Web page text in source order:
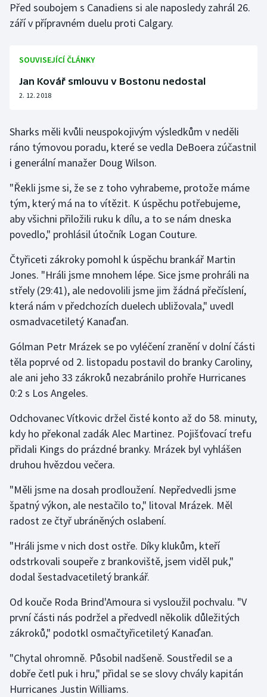
Volejbal
Před soubojem s Canadiens si ale naposledy zahrál 26.
září v přípravném duelu proti Calgary.
SOUVISEJÍCÍ ČLÁNKY
Jan Kovář smlouvu v Bostonu nedostal
2. 12. 2018
Sharks měli kvůli neuspokojivým výsledkům v neděli
ráno týmovou poradu, které se vedla DeBoera zúčastnil
i generální manažer Doug Wilson.
"Řekli jsme si, že se z toho vyhrabeme, protože máme
tým, který má na to vítězit. K úspěchu potřebujeme,
aby všichni přiložili ruku k dílu, a to se nám dneska
povedlo," prohlásil útočník Logan Couture.
Čtyřiceti zákroky pomohl k úspěchu brankář Martin
Jones. "Hráli jsme mnohem lépe. Sice jsme prohráli na
střely (29:41), ale nedovolili jsme jim žádná přečíslení,
která nám v předchozích duelech ubližovala," uvedl
osmadvacetiletý Kanaďan.
Gólman Petr Mrázek se po vyléčení zranění v dolní části
těla poprvé od 2. listopadu postavil do branky Caroliny,
ale ani jeho 33 zákroků nezabránilo prohře Hurricanes
0:2 s Los Angeles.
Odchovanec Vítkovic držel čisté konto až do 58. minuty,
kdy ho překonal zadák Alec Martinez. Pojišťovací trefu
přidali Kings do prázdné branky. Mrázek byl vyhlášen
druhou hvězdou večera.
"Měli jsme na dosah prodloužení. Nepředvedli jsme
špatný výkon, ale nestačilo to," litoval Mrázek. Měl
radost ze čtyř ubráněných oslabení.
"Hráli jsme v nich dost ostře. Díky klukům, kteří
odstrkovali soupeře z brankoviště, jsem viděl puk,"
dodal šestadvacetiletý brankář.
Od kouče Roda Brind'Amoura si vysloužil pochvalu. "V
první části nás podržel a předvedl několik důležitých
zákroků," podotkl osmačtyřicetiletý Kanaďan.
"Chytal ohromně. Působil nadšeně. Soustředil se a
dobře četl puk i hru," přidal se se slovy chvály kapitán
Hurricanes Justin Williams.